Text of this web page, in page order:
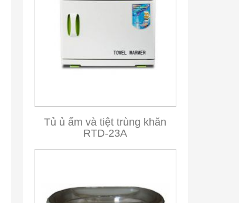
Tủ ủ ấm và tiệt trùng khăn
RTD-23A